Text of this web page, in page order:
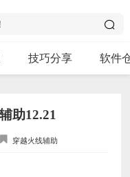
技巧分享 软件
助12.21
穿越火线辅助